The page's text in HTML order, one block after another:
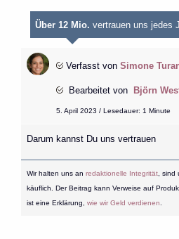
Über 12 Mio. vertrauen uns jedes
Verfasst von Simone
Bearbeitet von Björn
5. April 2023 / Lesedauer: 1 Minute
Darum kannst Du uns vertrauen
Wir halten uns an redaktionelle Integrität, sind
käuflich. Der Beitrag kann Verweise auf
ist eine Erklärung, wie wir Geld verdienen